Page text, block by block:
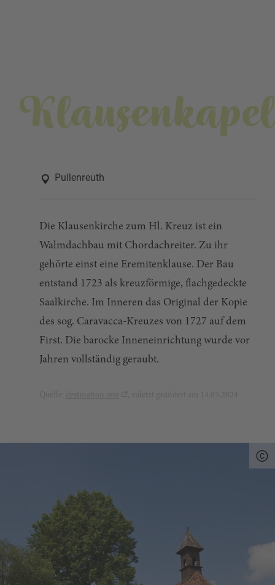
Pullenreuth
Die Klausenkirche zum Hl. Kreuz ist ein
Walmdachbau mit Chordachreiter. Zu ihr
gehörte einst eine Eremitenklause. Der Bau
entstand 1723 als kreuzförmige, flachgedeckte
Saalkirche. Im Inneren das Original der Kopie
des sog. Caravacca-Kreuzes von 1727 auf dem
First. Die barocke Inneneinrichtung wurde vor
Jahren vollständig geraubt.